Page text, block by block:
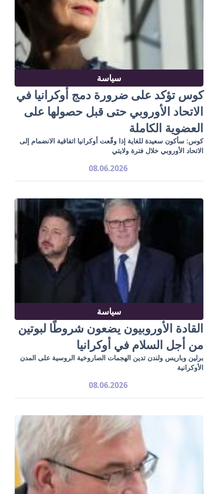
سياسة
كوس تؤكد على ضرورة دمج أوكرانيا في
الاتحاد الأوروبي حتى قبل حصولها على
العضوية الكاملة
كوس: سأكون سعيدة للغاية إذا وقّعت أوكرانيا اتفاقية الانضمام إلى
الاتحاد الأوروبي خلال فترة ولايتي
08.06.2026
سياسة
القادة الأوروبيون يضعون شروطًا لبوتين
من أجل السلام في أوكرانيا
برلين وباريس ولندن تدين الهجمات الصاروخية الروسية على المدن
الأوكرانية
08.06.2026